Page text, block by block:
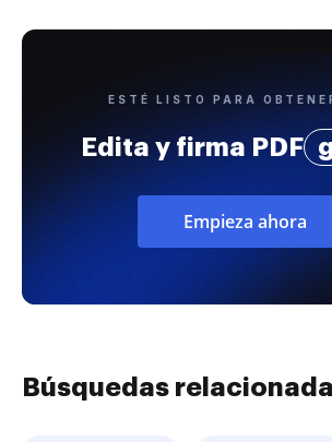
ESTÉ LISTO PARA
Edita y firma PDF
Empieza ahora
Búsquedas